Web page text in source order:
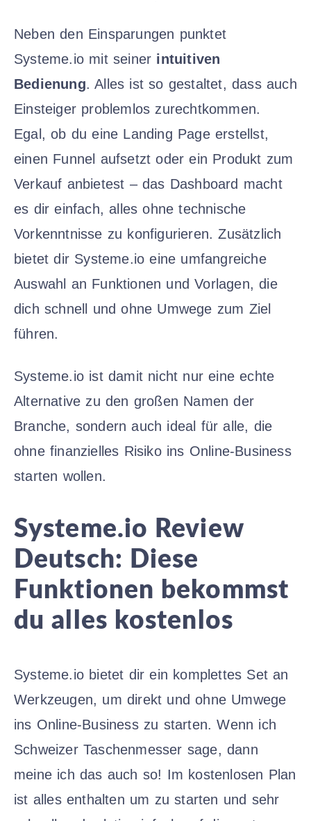
Neben den Einsparungen punktet
Systeme.io mit seiner intuitiven
Bedienung. Alles ist so gestaltet, dass auch
Einsteiger problemlos zurechtkommen.
Egal, ob du eine Landing Page erstellst,
einen Funnel aufsetzt oder ein Produkt zum
Verkauf anbietest – das Dashboard macht
es dir einfach, alles ohne technische
Vorkenntnisse zu konfigurieren. Zusätzlich
bietet dir Systeme.io eine umfangreiche
Auswahl an Funktionen und Vorlagen, die
dich schnell und ohne Umwege zum Ziel
führen.
Systeme.io ist damit nicht nur eine echte
Alternative zu den großen Namen der
Branche, sondern auch ideal für alle, die
ohne finanzielles Risiko ins Online-Business
starten wollen.
Systeme.io Review
Deutsch: Diese
Funktionen bekommst
du alles kostenlos
Systeme.io bietet dir ein komplettes Set an
Werkzeugen, um direkt und ohne Umwege
ins Online-Business zu starten. Wenn ich
Schweizer Taschenmesser sage, dann
meine ich das auch so! Im kostenlosen Plan
ist alles enthalten um zu starten und sehr